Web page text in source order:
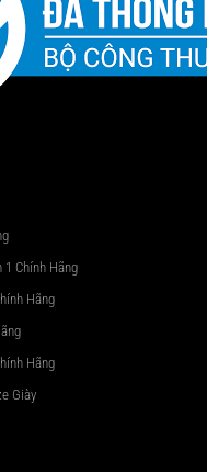
1 Chính Hãng
Hãng
Hãng
Giày